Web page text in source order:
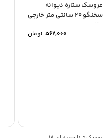
عروسک ستاره دیوانه
سخنگو 20 سانتى متر خارجی
562,000 تومان